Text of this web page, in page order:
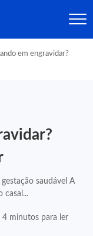
em engravidar?
saudável A
casal...
4 minutos para ler